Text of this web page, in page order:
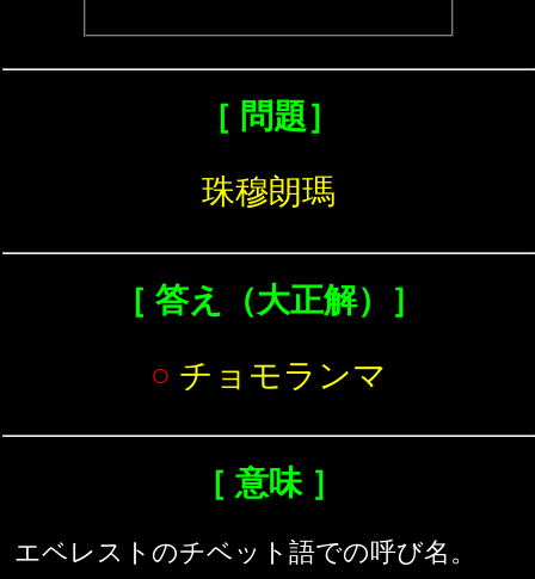
［ 問題］
珠穆朗瑪
［ 答え（大正解）］
○ チョモランマ
［ 意味 ］
エベレストのチベット語での呼び名。